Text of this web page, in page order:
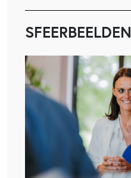
SFEERBEELDEN